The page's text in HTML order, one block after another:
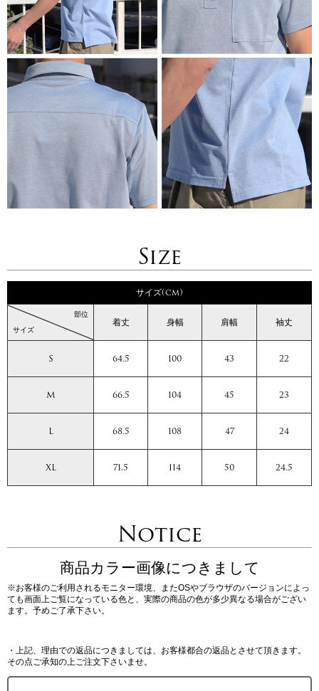
Size
サイズ(cm)
サイズ
部位
着丈 身幅 肩幅 袖丈
S 64.5 100 43 22
M 66.5 104 45 23
L 68.5 108 47 24
XL 71.5 114 50 24.5
Notice
商品カラー画像につきまして
※お客様のご利用されるモニター環境、またOSやブラウザのバージョンによっ
ても画面上ご覧になっている色と、実際の商品の色が多少異なる場合がござい
ます。予めご了承下さい。
・上記、理由での返品につきましては、お客様都合の返品とさせて頂きます。
その点ご承知の上ご注文下さいませ。